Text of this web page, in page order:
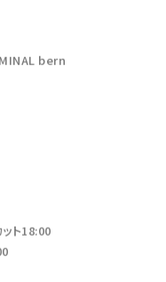
bern
ト18:00